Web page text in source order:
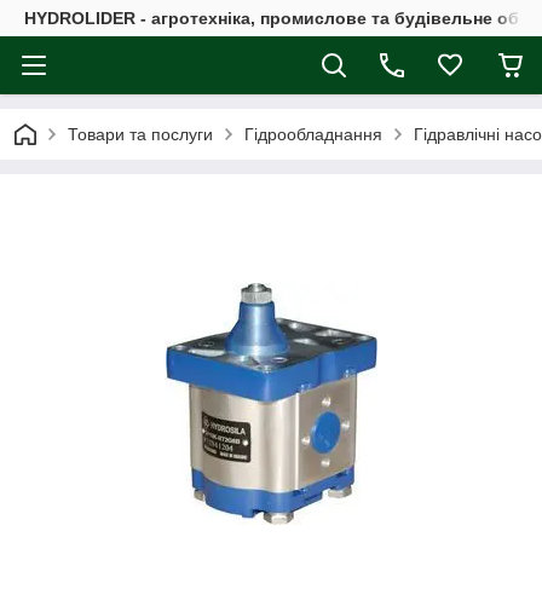
HYDROLIDER - агротехніка, промислове та будівельне
Товари та послуги Гідрообладнання Гідравлічні